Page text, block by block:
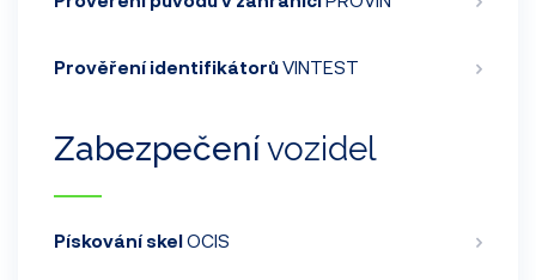
Prověření identifikátorůVINTEST
Zabezpečenívozidel
Pískování skelOCIS